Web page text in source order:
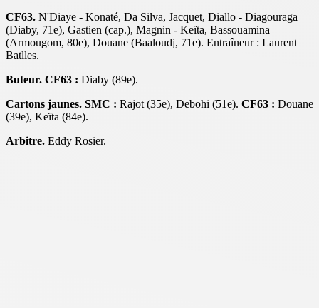
CF63. N'Diaye - Konaté, Da Silva, Jacquet, Diallo - Diagouraga
(Diaby, 71e), Gastien (cap.), Magnin - Keïta, Bassouamina
(Armougom, 80e), Douane (Baaloudj, 71e). Entraîneur : Laurent
Batlles.
Buteur. CF63 : Diaby (89e).
Cartons jaunes. SMC : Rajot (35e), Debohi (51e). CF63 : Douane
(39e), Keïta (84e).
Arbitre. Eddy Rosier.